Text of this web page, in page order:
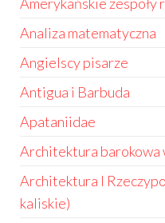
Analiza matematyczna
Angielscy pisarze
Antigua i Barbuda
Apataniidae
Architektura barokowa
Architektura I
kaliskie)